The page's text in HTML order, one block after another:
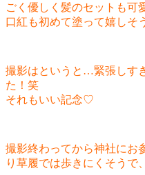
ごく優しく髪のセットも可
口紅も初めて塗って嬉しそ
撮影はというと…緊張しす
た！笑
それもいい記念♡
撮影終わってから神社にお
り草履では歩きにくそうで